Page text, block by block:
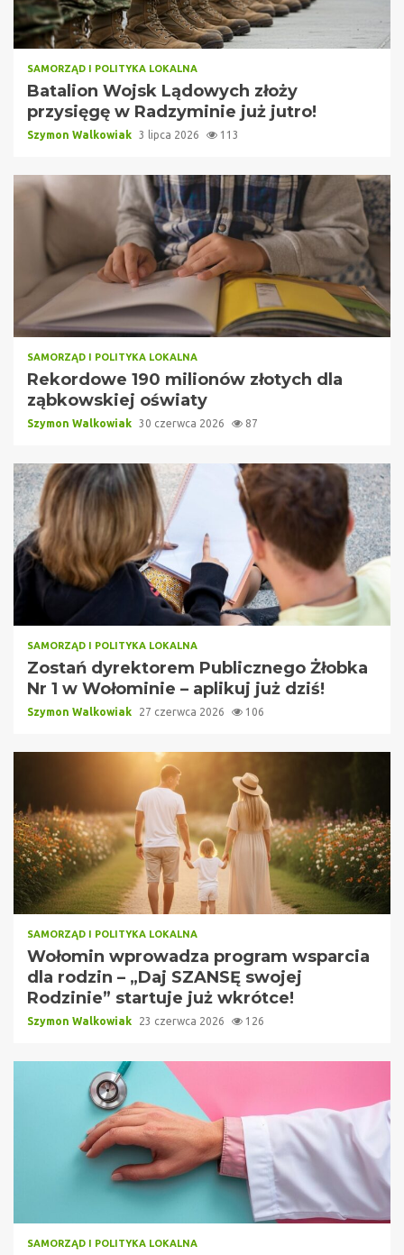
SAMORZĄD I POLITYKA LOKALNA
Batalion Wojsk Lądowych złoży
przysięgę w Radzyminie już jutro!
Szymon Walkowiak 3 lipca 2026 113
SAMORZĄD I POLITYKA LOKALNA
Rekordowe 190 milionów złotych dla
ząbkowskiej oświaty
Szymon Walkowiak 30 czerwca 2026 87
SAMORZĄD I POLITYKA LOKALNA
Zostań dyrektorem Publicznego Żłobka
Nr 1 w Wołominie – aplikuj już dziś!
Szymon Walkowiak 27 czerwca 2026 106
SAMORZĄD I POLITYKA LOKALNA
Wołomin wprowadza program wsparcia
dla rodzin – „Daj SZANSĘ swojej
Rodzinie” startuje już wkrótce!
Szymon Walkowiak 23 czerwca 2026 126
SAMORZĄD I POLITYKA LOKALNA